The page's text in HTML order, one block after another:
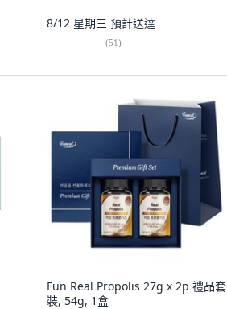
8/12 星期三 預計送達
(51)
Fun Real Propolis 27g x 2p 禮品套
裝, 54g, 1盒